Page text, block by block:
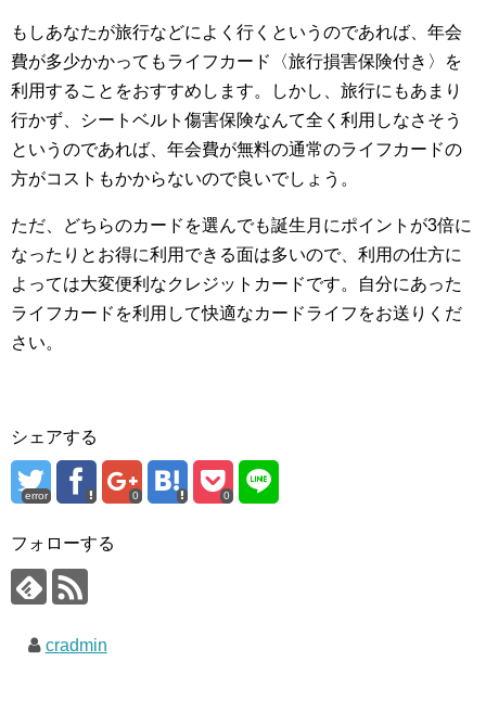
もしあなたが旅行などによく行くというのであれば、年会
費が多少かかってもライフカード〈旅行損害保険付き〉を
利用することをおすすめします。しかし、旅行にもあまり
行かず、シートベルト傷害保険なんて全く利用しなさそう
というのであれば、年会費が無料の通常のライフカードの
方がコストもかからないので良いでしょう。
ただ、どちらのカードを選んでも誕生月にポイントが3倍に
なったりとお得に利用できる面は多いので、利用の仕方に
よっては大変便利なクレジットカードです。自分にあった
ライフカードを利用して快適なカードライフをお送りくだ
さい。
シェアする
error 0 0
フォローする
cradmin